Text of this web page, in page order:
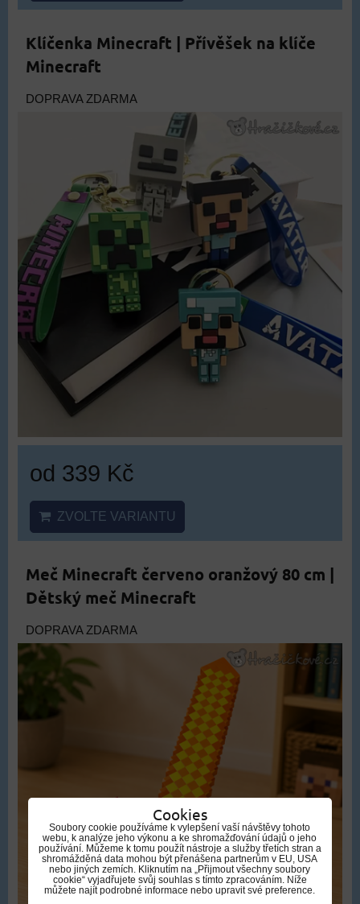
Klíčenka Minecraft | Přívěšek na klíče
Minecraft
DOPRAVA ZDARMA
od 339 Kč
ZVOLTE VARIANTU
Meč Minecraft červeno oranžový 80 cm |
Dětský meč Minecraft
DOPRAVA ZDARMA
Cookies
Soubory cookie používáme k vylepšení vaší návštěvy tohoto
webu, k analýze jeho výkonu a ke shromažďování údajů o jeho
používání. Můžeme k tomu použít nástroje a služby třetích stran a
shromážděná data mohou být přenášena partnerům v EU, USA
nebo jiných zemích. Kliknutím na „Přijmout všechny soubory
cookie“ vyjadřujete svůj souhlas s tímto zpracováním. Níže
můžete najít podrobné informace nebo upravit své preference.